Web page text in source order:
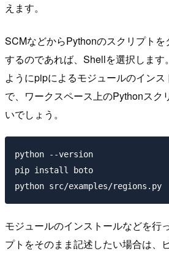
えます。
SCMなどからPythonのスクリプト
するのであれば、Shellを選択します
ようにpipによるモジュールのイン
で、ワークスペース上のPythonスク
いでしょう。
python --version
pip install boto
モジュールのインストールなどを行
プトをそのまま記述したい場合は、